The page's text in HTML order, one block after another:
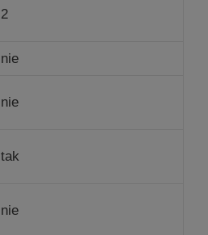
2
nie
nie
tak
nie